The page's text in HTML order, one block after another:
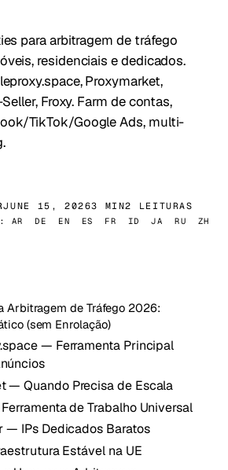
para arbitragem de tráfego
residenciais e dedicados.
Proxymarket,
Froxy. Farm de contas,
TikTok/Google Ads, multi-
JUNE 15, 20263 MIN2 LEITURAS
AR DE EN ES FR ID JA RU ZH
Arbitragem de Tráfego 2026:
(sem Enrolação)
— Ferramenta Principal
— Quando Precisa de Escala
de Trabalho Universal
— IPs Dedicados Baratos
Estável na UE